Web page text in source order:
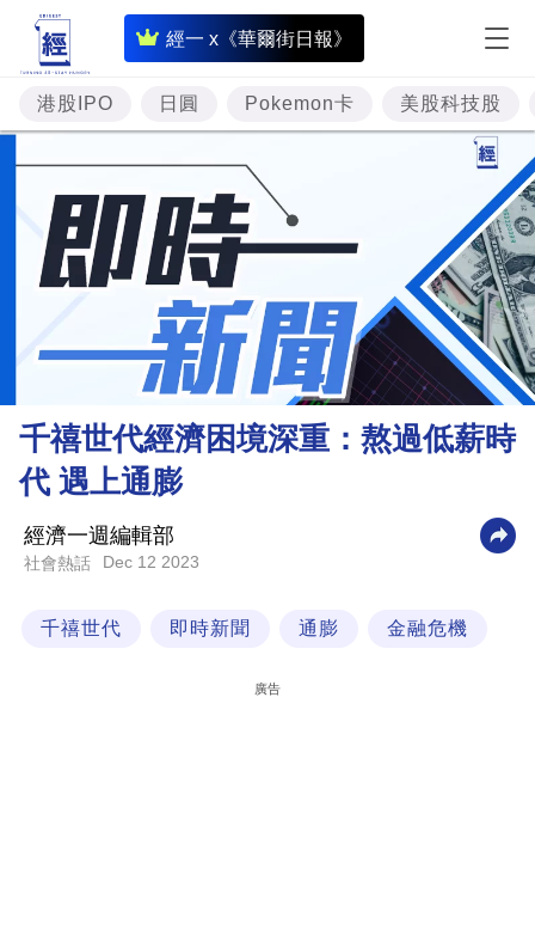
經一 x《華爾街日報》
即
時
財
經
專
題
投
資
樓
市
財
商
業
科
港股IPO 日圓 Pokemon卡 美股科技股
千禧世代經濟困境深重：熬過低薪時
代 遇上通膨
經濟一週編輯部
社會熱話 Dec 12 2023
千禧世代 即時新聞 通膨 金融危機
廣告